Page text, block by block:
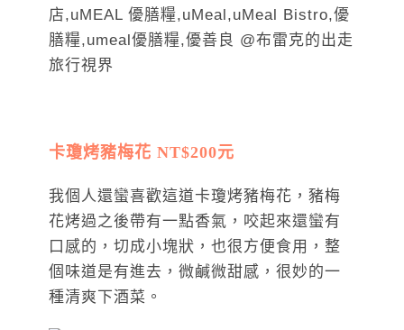
卡瓊烤豬梅花 NT$200元
我個人還蠻喜歡這道卡瓊烤豬梅花，豬梅
花烤過之後帶有一點香氣，咬起來還蠻有
口感的，切成小塊狀，也很方便食用，整
個味道是有進去，微鹹微甜感，很妙的一
種清爽下酒菜。